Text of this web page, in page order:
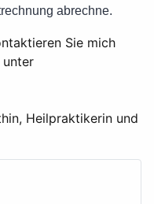
abrechne.
Sie mich
Heilpraktikerin und